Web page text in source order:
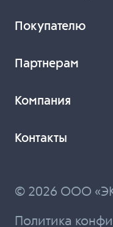
Покупателю
Партнерам
Компания
Контакты
© 2026 ООО
Политика